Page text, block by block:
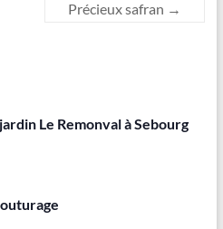
Précieux safran →
Le Remonval à Sebourg